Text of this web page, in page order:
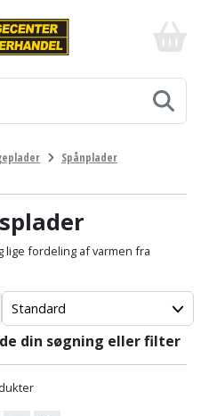
-
billigt
og
-
og
Spånplader
lige fordeling af varmen fra
Standard
din søgning eller filter